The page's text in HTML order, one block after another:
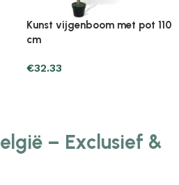
Kunst vijgenboom met pot 110
cm
€32.33
– Exclusief &